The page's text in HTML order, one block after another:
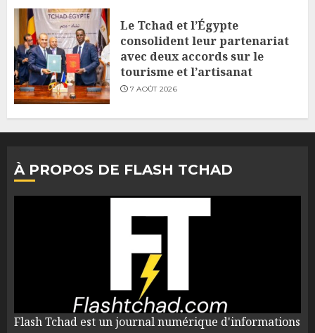
Le Tchad et l’Égypte
consolident leur partenariat
avec deux accords sur le
tourisme et l’artisanat
7 AOÛT 2026
À PROPOS DE FLASH TCHAD
Flash Tchad est un journal numérique d'informations